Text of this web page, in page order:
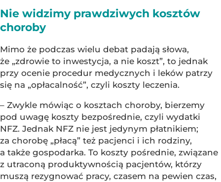
Nie widzimy prawdziwych kosztów
choroby
Mimo że podczas wielu debat padają słowa,
że „zdrowie to inwestycja, a nie koszt”, to jednak
przy ocenie procedur medycznych i leków patrzy
się na „opłacalność”, czyli koszty leczenia.
– Zwykle mówiąc o kosztach choroby, bierzemy
pod uwagę koszty bezpośrednie, czyli wydatki
NFZ. Jednak NFZ nie jest jedynym płatnikiem;
za chorobę „płacą” też pacjenci i ich rodziny,
a także gospodarka. To koszty pośrednie, związane
z utraconą produktywnością pacjentów, którzy
muszą rezygnować pracy, czasem na pewien czas,